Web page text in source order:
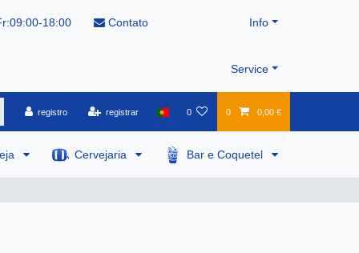
18:00 Contato Info
Service
registro registrar 0 0 0,00 €
Cervejaria Bar e Coquetel